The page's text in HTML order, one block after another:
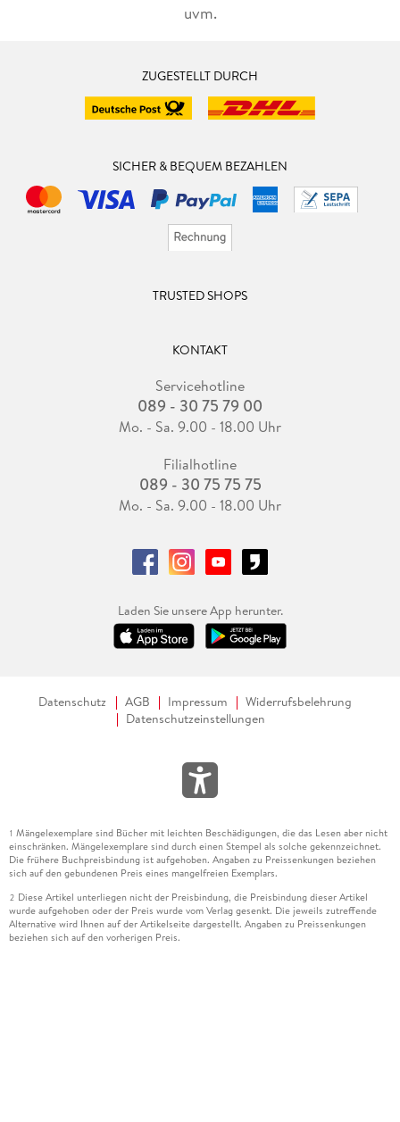
uvm.
ZUGESTELLT DURCH
SICHER & BEQUEM BEZAHLEN
TRUSTED SHOPS
KONTAKT
Servicehotline
089 - 30 75 79 00
Mo. - Sa. 9.00 - 18.00 Uhr
Filialhotline
089 - 30 75 75 75
Mo. - Sa. 9.00 - 18.00 Uhr
Laden Sie unsere App herunter.
Datenschutz AGB Impressum
Widerrufsbelehrung
Datenschutzeinstellungen
1 Mängelexemplare sind Bücher mit leichten Beschädigungen, die das Lesen aber nicht
einschränken. Mängelexemplare sind durch einen Stempel als solche gekennzeichnet.
Die frühere Buchpreisbindung ist aufgehoben. Angaben zu Preissenkungen beziehen
sich auf den gebundenen Preis eines mangelfreien Exemplars.
2 Diese Artikel unterliegen nicht der Preisbindung, die Preisbindung dieser Artikel
wurde aufgehoben oder der Preis wurde vom Verlag gesenkt. Die jeweils zutreffende
Alternative wird Ihnen auf der Artikelseite dargestellt. Angaben zu Preissenkungen
beziehen sich auf den vorherigen Preis.